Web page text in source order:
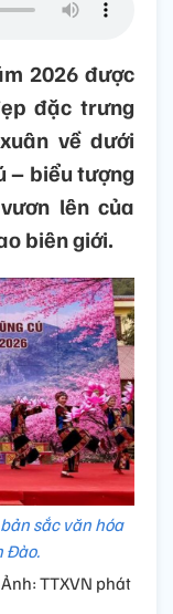
2026 được
đặc trưng
về dưới
– biểu tượng
lên của
biên giới.
sắc văn hóa
Đào.
Ảnh: TTXVN phát